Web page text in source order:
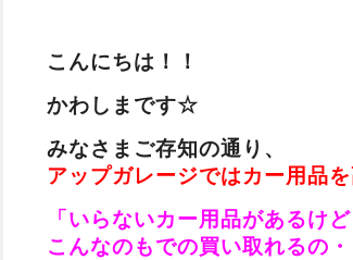
こんにちは！！
かわしまです☆
みなさまご存知の通り、
アップガレージではカー用品
「いらないカー用品があるけど
こんなのもでの買い取れるの・